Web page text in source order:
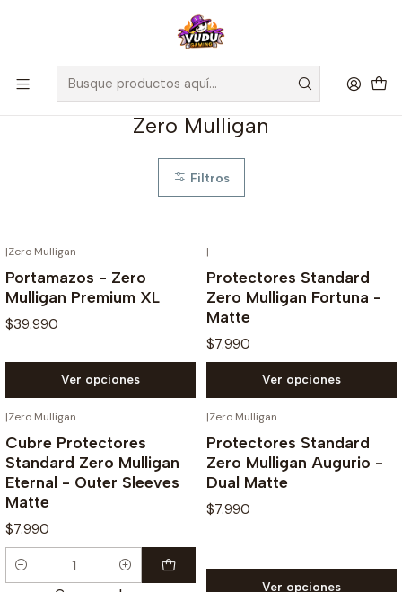
🚀 ¡Despachamos a todo Chile! Envío GRATIS a Regiones sobre
$100.000 y a RM sobre $35.000
Inicio Accesorios Zero Mulligan
Zero Mulligan
Filtros
|Zero Mulligan
Portamazos - Zero
Mulligan Premium XL
$39.990
Ver opciones
|
Protectores Standard
Zero Mulligan Fortuna -
Matte
$7.990
Ver opciones
|Zero Mulligan
Cubre Protectores
Standard Zero Mulligan
Eternal - Outer Sleeves
Matte
$7.990
Cantidad
|Zero Mulligan
Protectores Standard
Zero Mulligan Augurio -
Dual Matte
$7.990
Ver opciones